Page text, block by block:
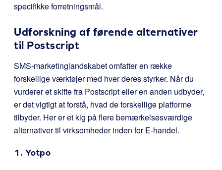
specifikke forretningsmål.
Udforskning af førende alternativer
til Postscript
SMS-marketinglandskabet omfatter en række
forskellige værktøjer med hver deres styrker. Når du
vurderer et skifte fra Postscript eller en anden udbyder,
er det vigtigt at forstå, hvad de forskellige platforme
tilbyder. Her er et kig på flere bemærkelsesværdige
alternativer til virksomheder inden for E-handel.
1. Yotpo